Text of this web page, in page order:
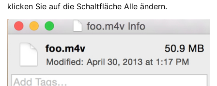
klicken Sie auf die Schaltfläche Alle ändern.